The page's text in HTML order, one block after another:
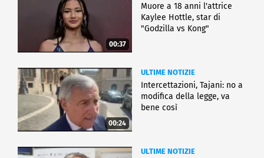
00:37
Muore a 18 anni l'attrice
Kaylee Hottle, star di
"Godzilla vs Kong"
00:24
ULTIME NOTIZIE
Intercettazioni, Tajani: no a
modifica della legge, va
bene così
ULTIME NOTIZIE